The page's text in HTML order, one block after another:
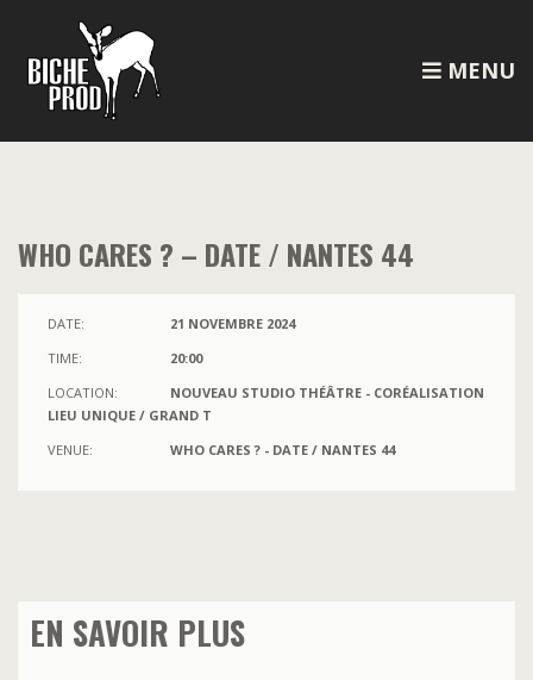
MENU
WHO CARES ? – DATE / NANTES 44
DATE:
21 NOVEMBRE 2024
TIME:
20:00
LOCATION:
NOUVEAU STUDIO THÉÂTRE - CORÉALISATION
LIEU UNIQUE / GRAND T
VENUE:
WHO CARES ? - DATE / NANTES 44
EN SAVOIR PLUS